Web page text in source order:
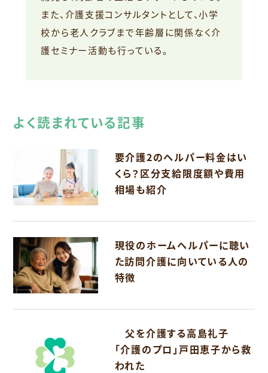
また、介護支援コンサルタントとして、小学
校から老人クラブまで年齢層に関係なく介
護セミナー活動も行っている。
よく読まれている記事
要介護2のヘルパー料金はい
くら？区分支給限度額や費用
相場も紹介
現役のホームヘルパーに聴い
た訪問介護に向いている人の
特徴
父を介護する高島礼子
「介護のプロ」戸田恵子から救
われた